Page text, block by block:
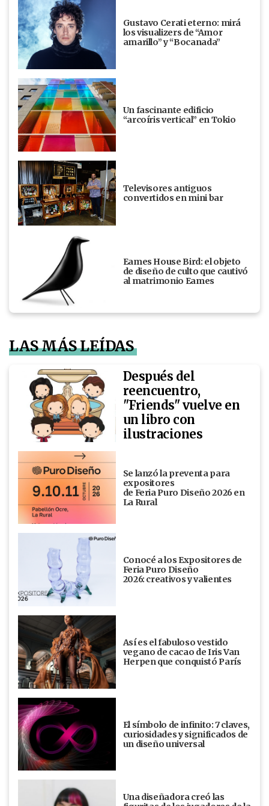
Gustavo Cerati eterno: mirá
los visualizers de “Amor
amarillo” y “Bocanada”
Un fascinante edificio
“arcoíris vertical” en Tokio
Televisores antiguos
convertidos en mini bar
Eames House Bird: el objeto
de diseño de culto que cautivó
al matrimonio Eames
LAS MÁS LEÍDAS
Después del
reencuentro,
"Friends" vuelve en
un libro con
ilustraciones
Se lanzó la preventa para
expositores
de Feria Puro Diseño 2026 en
La Rural
Conocé a los Expositores de
Feria Puro Diseño
2026: creativos y valientes
Así es el fabuloso vestido
vegano de cacao de Iris Van
Herpen que conquistó París
El símbolo de infinito: 7 claves,
curiosidades y significados de
un diseño universal
Una diseñadora creó las